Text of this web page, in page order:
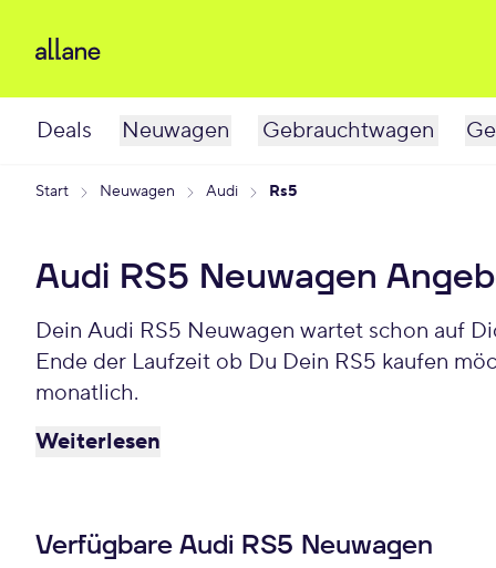
Deals Neuwagen Gebrauchtwagen
Start Neuwagen Audi Rs5
Audi RS5 Neuwagen
Dein Audi RS5 Neuwagen wartet schon auf
Ende der Laufzeit ob Du Dein RS5 kaufen
monatlich.
Weiterlesen
Verfügbare Audi RS5 Neuwagen